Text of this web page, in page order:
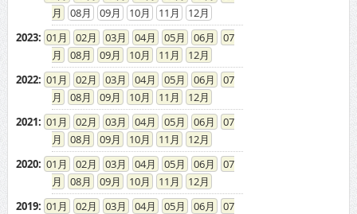
08
09 10 11
12
2023: 01 02 03 04 05 06
07
08
09 10 11
12
2022: 01 02 03 04 05 06
07
08
09 10 11
12
2021: 01 02 03 04 05 06
07
08
09 10 11
12
2020: 01 02 03 04 05 06
07
08
09 10 11
12
2019: 01 02 03 04 05 06
07